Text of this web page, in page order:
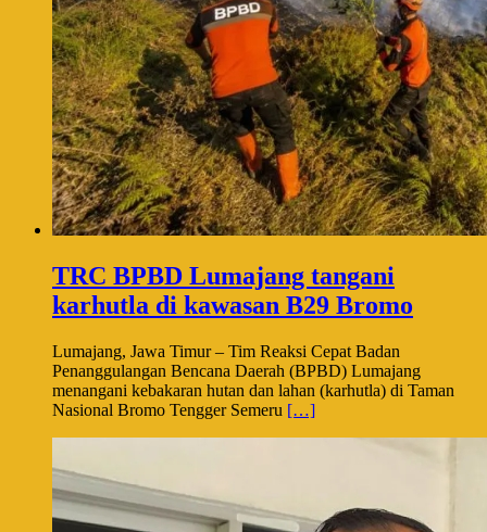
TRC BPBD Lumajang tangani
karhutla di kawasan B29 Bromo
Lumajang, Jawa Timur – Tim Reaksi Cepat Badan
Penanggulangan Bencana Daerah (BPBD) Lumajang
menangani kebakaran hutan dan lahan (karhutla) di Taman
Nasional Bromo Tengger Semeru […]